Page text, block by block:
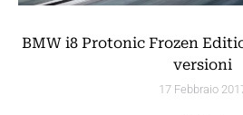
BMW i8 Protonic Frozen
versioni
17 Febbraio